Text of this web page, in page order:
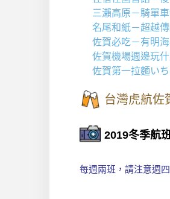
三瀨高原－騎單
名尾和紙－超越
佐賀必吃－有明
佐賀機場週邊玩什
佐賀第一拉麵い
台灣虎航佐
2019冬季航
每週兩班，請注意週